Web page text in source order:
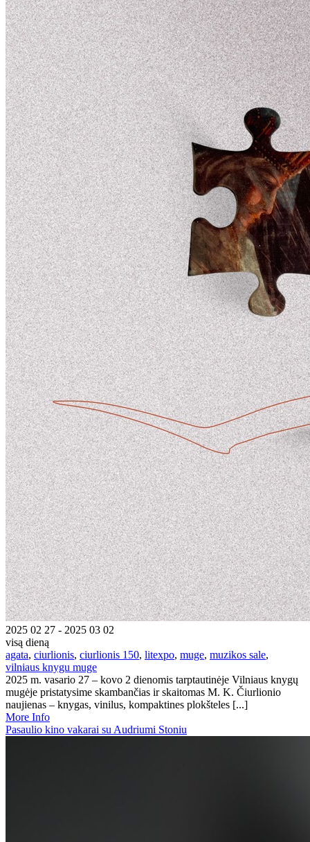
2025 02 27 - 2025 03 02
visą dieną
agata, ciurlionis, ciurlionis 150, litexpo, muge, muzikos sale,
vilniaus knygu muge
2025 m. vasario 27 – kovo 2 dienomis tarptautinėje Vilniaus knygų
mugėje pristatysime skambančias ir skaitomas M. K. Čiurlionio
naujienas – knygas, vinilus, kompaktines plokšteles [...]
More Info
Pasaulio kino vakarai su Audriumi Stoniu